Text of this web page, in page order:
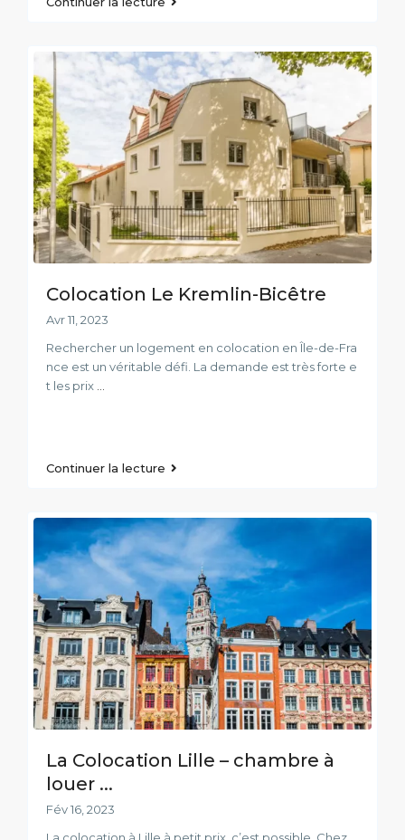
Colocation Le Kremlin-Bicêtre
Avr 11, 2023
Rechercher un logement en colocation en Île-de-Fra
nce est un véritable défi. La demande est très forte e
t les prix
Continuer la lecture
La Colocation Lille – chambre à
louer ...
Fév 16, 2023
La colocation à Lille à petit prix, c’est possible. Chez